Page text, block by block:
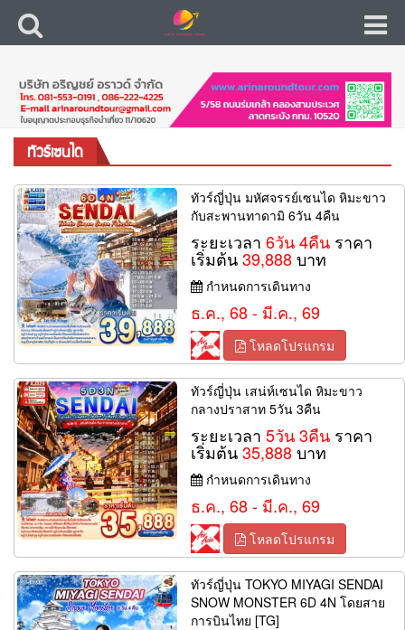
ทัวร์เซนได
ทัวร์ญี่ปุ่น มหัศจรรย์เซนได หิมะขาว
กับสะพานทาดามิ 6วัน 4คืน
ระยะเวลา6วัน 4คืน ราคา
เริ่มต้น39,888บาท
กำหนดการเดินทาง
ธ.ค., 68 - มี.ค., 69
โหลดโปรแกรม
ทัวร์ญี่ปุ่น เสน่ห์เซนได หิมะขาว
กลางปราสาท 5วัน 3คืน
ระยะเวลา5วัน 3คืน ราคา
เริ่มต้น35,888บาท
กำหนดการเดินทาง
ธ.ค., 68 - มี.ค., 69
โหลดโปรแกรม
ทัวร์ญี่ปุ่น TOKYO MIYAGI SENDAI
SNOW MONSTER 6D 4N โดยสาย
การบินไทย [TG]